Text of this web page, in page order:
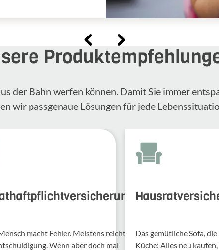
der Bahn werfen können. Damit Sie immer
wir passgenaue Lösungen für jede
macht Fehler. Meis­tens reicht
Wenn aber doch mal
Das gemütliche Sofa,
Küche: Alles neu